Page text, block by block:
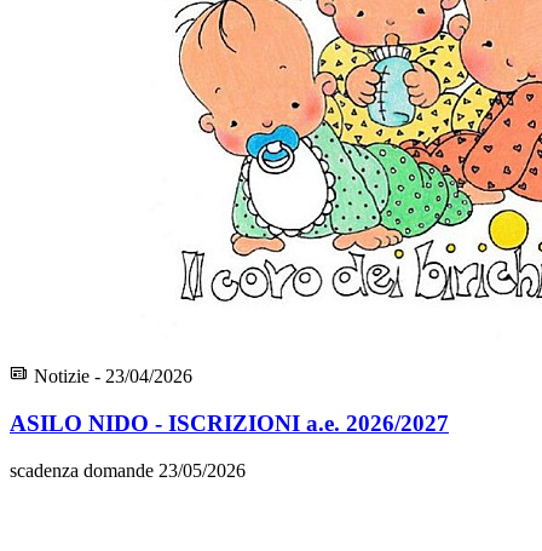
Notizie - 23/04/2026
ASILO NIDO - ISCRIZIONI a.e. 2026/2027
scadenza domande 23/05/2026